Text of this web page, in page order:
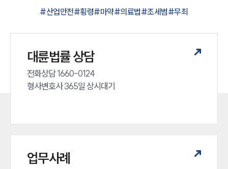
#산업안전#횡령#마약#의료법#조세범#무죄
대륜법률 상담
전화상담 1660-0124
형사변호사 365일 상시대기
업무사례